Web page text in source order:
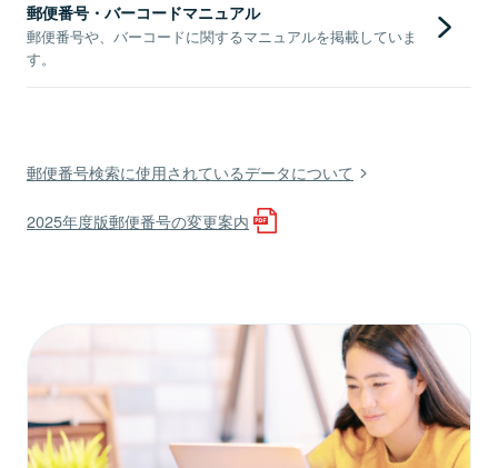
郵便番号・バーコードマニュアル
郵便番号や、バーコードに関するマニュアルを掲載していま
す。
郵便番号検索に使用されているデータについて
2025年度版郵便番号の変更案内